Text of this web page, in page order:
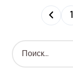
П
а
г
1
Н
а